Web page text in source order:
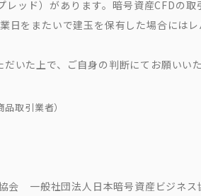
ッド）があります。暗号資産CFDの
をまたいで建玉を保有した場合にはレ
いた上で、ご自身の判断にてお願いいた
品取引業者）
会 一般社団法人日本暗号資産ビジネス